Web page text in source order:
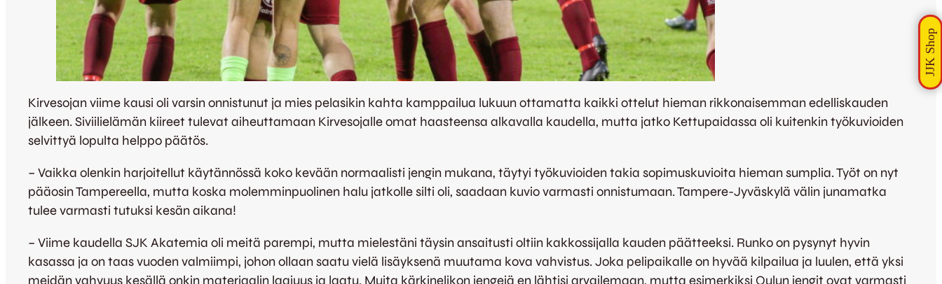
Kirvesojan viime kausi oli varsin onnistunut ja mies pelasikin kahta kamppailua lukuun ottamatta kaikki ottelut hieman rikkonaisemman edelliskauden
jälkeen. Siviilielämän kiireet tulevat aiheuttamaan Kirvesojalle omat haasteensa alkavalla kaudella, mutta jatko Kettupaidassa oli kuitenkin työkuvioiden
selvittyä lopulta helppo päätös.
– Vaikka olenkin harjoitellut käytännössä koko kevään normaalisti jengin mukana, täytyi työkuvioiden takia sopimuskuvioita hieman sumplia. Työt on nyt
pääosin Tampereella, mutta koska molemminpuolinen halu jatkolle silti oli, saadaan kuvio varmasti onnistumaan. Tampere-Jyväskylä välin junamatka
tulee varmasti tutuksi kesän aikana!
– Viime kaudella SJK Akatemia oli meitä parempi, mutta mielestäni täysin ansaitusti oltiin kakkossijalla kauden päätteeksi. Runko on pysynyt hyvin
kasassa ja on taas vuoden valmiimpi, johon ollaan saatu vielä lisäyksenä muutama kova vahvistus. Joka pelipaikalle on hyvää kilpailua ja luulen, että yksi
meidän vahvuus kesällä onkin materiaalin laajuus ja laatu. Muita kärkinelikon jengejä en lähtisi arvailemaan, mutta esimerkiksi Oulun jengit ovat varmasti